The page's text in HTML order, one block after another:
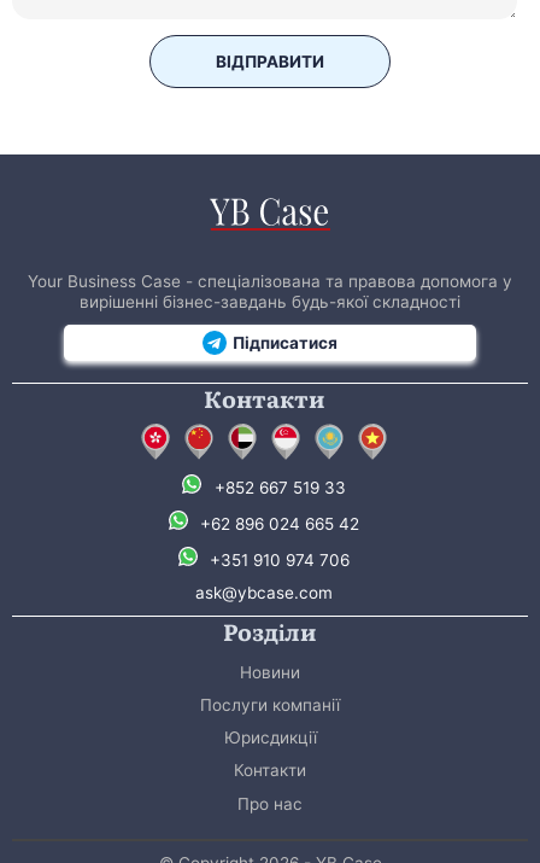
ВІДПРАВИТИ
Your Business Case - спеціалізована та правова допомога у
вирішенні бізнес-завдань будь-якої складності
Підписатися
Контакти
+852 667 519 33
+62 896 024 665 42
+351 910 974 706
ask@ybcase.com
Розділи
Новини
Послуги компанії
Юрисдикції
Контакти
Про нас